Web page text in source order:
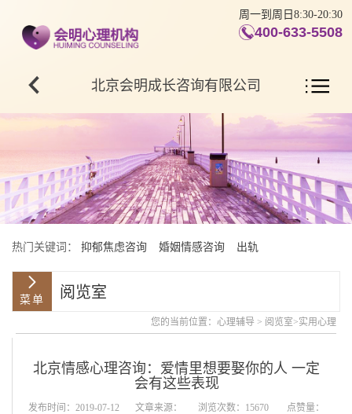
周一到周日8:30-20:30
400-633-5508
北京会明成长咨询有限公司
热门关键词： 抑郁焦虑咨询 婚姻情感咨询 出轨
阅览室
您的当前位置： 心理辅导 > 阅览室>实用心理
北京情感心理咨询：爱情里想要娶你的人 一定
会有这些表现
发布时间：2019-07-12 文章来源： 浏览次数：15670
点赞量：